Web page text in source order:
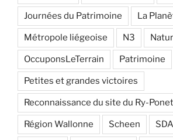
Journées du Patrimoine La
Métropole liégeoise N3
OccuponsLeTerrain Patrimoine
Petites et grandes victoires
Reconnaissance du site du Ry-Ponet
Région Wallonne Scheen